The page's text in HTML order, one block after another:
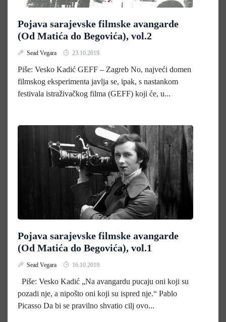
Pojava sarajevske filmske avangarde
(Od Matića do Begovića), vol.2
Sead Vegara 23.10.2019.
Piše: Vesko Kadić GEFF – Zagreb No, najveći domen
filmskog eksperimenta javlja se, ipak, s nastankom
festivala istraživačkog filma (GEFF) koji će, u...
Pojava sarajevske filmske avangarde
(Od Matića do Begovića), vol.1
Sead Vegara 16.10.2019.
Piše: Vesko Kadić „Na avangardu pucaju oni koji su
pozadi nje, a nipošto oni koji su ispred nje.“ Pablo
Picasso Da bi se pravilno shvatio cilj ovo...